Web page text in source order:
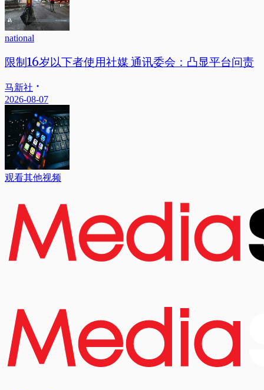
national
限制16岁以下者使用社媒 通讯委会：凸显平台问责
马新社
2026-08-07
观看其他视频